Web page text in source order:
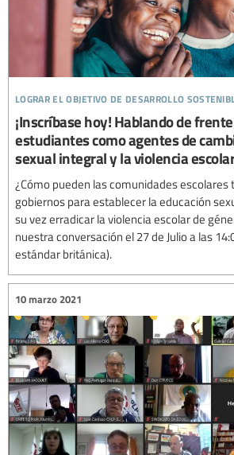
lograr el objetivo de desarrollo
¡Inscríbase hoy! Hablando de
estudiantes como agentes de
sexual integral y la violencia
¿Cómo pueden las comunidades escolares
gobiernos para establecer la educación
su vez erradicar la violencia escolar de
nuestra conversación el 27 de Julio a las
estándar británica).
10 marzo 2021